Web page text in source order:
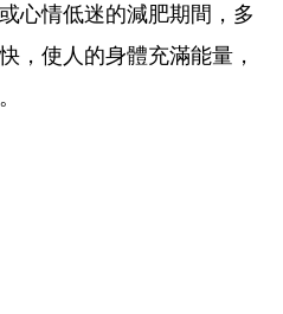
心情低迷的減肥期間，多
，使人的身體充滿能量，